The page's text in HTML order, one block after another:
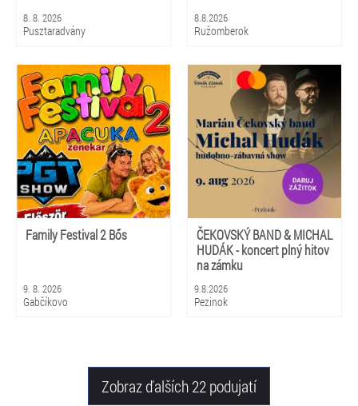
8. 8. 2026
Pusztaradvány
8.8.2026
Ružomberok
Family Festival 2 Bős
9. 8. 2026
Gabčíkovo
ČEKOVSKÝ BAND & MICHAL
HUDÁK - koncert plný hitov
na zámku
9.8.2026
Pezinok
Zobraz ďalších 22 podujatí